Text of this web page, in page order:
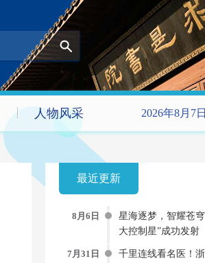
人物风采 2026年8月7
最近更新
8月6日
星海逐梦，智耀苍
大控制星”成功发射
7月31日
千里连线看名医！